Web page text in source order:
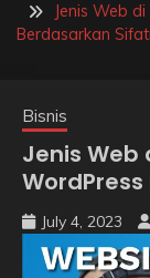
Jenis Web
Berdasarkan
Bisnis
Jenis
July 4, 2023